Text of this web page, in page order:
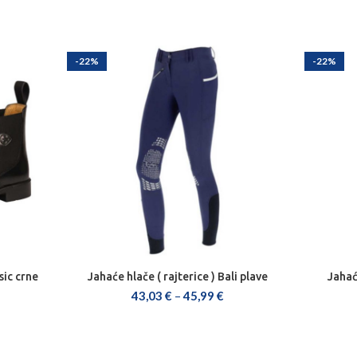
crne
-22%
ODABERI OPCIJE
Jahaće hlače ( rajterice ) Bali plave
43,03 € –45,99 €
-22%